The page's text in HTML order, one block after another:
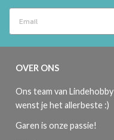
OVER ONS
Ons team van Lindehobby
wenst je het allerbeste :)
Garen is onze passie!